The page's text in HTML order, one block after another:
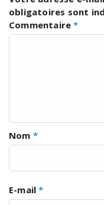
obligatoires sont
Commentaire*
Nom *
E-mail*